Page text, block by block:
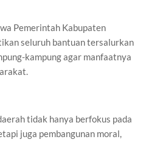
Pemerintah Kabupaten
seluruh bantuan tersalurkan
kampung agar manfaatnya
tidak hanya berfokus pada
juga pembangunan moral,